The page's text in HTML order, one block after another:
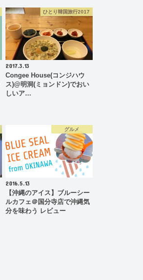
ひとり韓国旅行2017
2017.3.13
Congee House(コンジハウ
ス)@明洞(ミョンドン)でおい
しいア…
グルメ
2016.5.13
【沖縄のアイス】ブルーシー
ルカフェ＠国分寺店で沖縄気
分を味わう レビュー